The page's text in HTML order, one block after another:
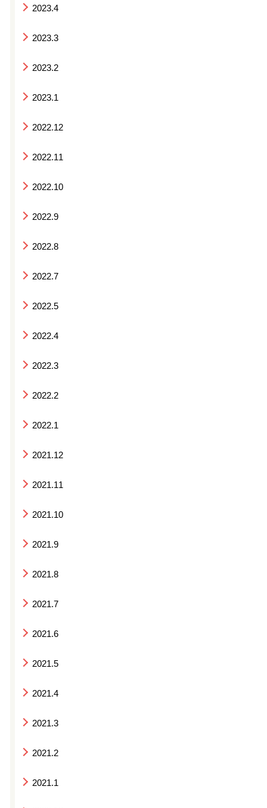
2023.4
2023.3
2023.2
2023.1
2022.12
2022.11
2022.10
2022.9
2022.8
2022.7
2022.5
2022.4
2022.3
2022.2
2022.1
2021.12
2021.11
2021.10
2021.9
2021.8
2021.7
2021.6
2021.5
2021.4
2021.3
2021.2
2021.1